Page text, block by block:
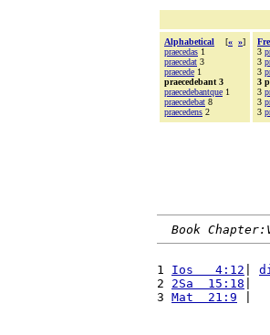
Alphabetical [« »]
praecedas 1
praecedat 3
praecede 1
praecedebant 3
praecedebantque 1
praecedebat 8
praecedens 2
3
3
3
3
3
3
3
Book
1 Ios   4:12
2 2Sa  15:18
3 Mat  21:9